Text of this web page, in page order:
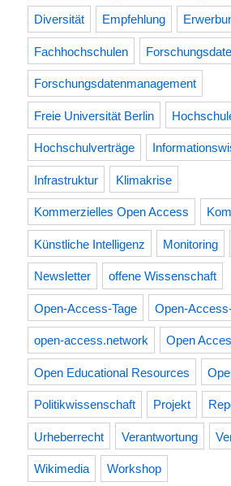
Diversität Empfehlung
Fachhochschulen
Forschungsdatenmanagement
Freie Universität Berlin
Hochschulverträge
Infrastruktur Klimakrise
Kommerzielles Open Access
Künstliche Intelligenz Monitoring
Newsletter offene Wissenschaft
Open-Access-Tage Open-
open-access.network Open
Open Educational Resources
Politikwissenschaft Projekt
Urheberrecht Verantwortung
Wikimedia Workshop